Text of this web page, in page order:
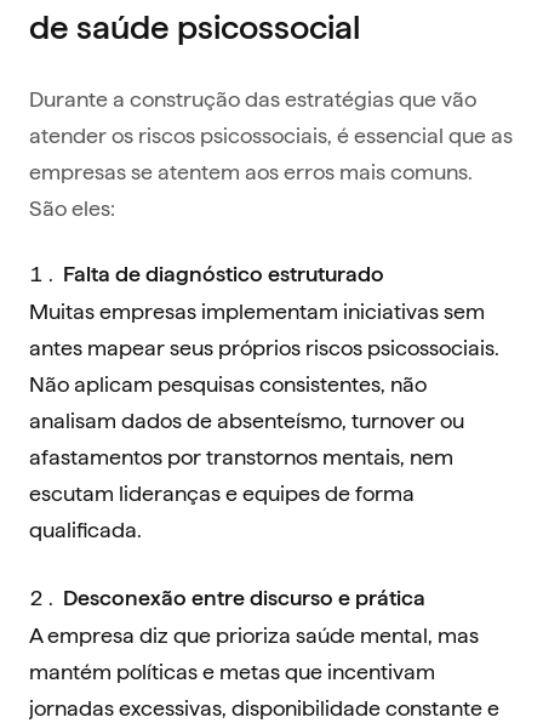
de saúde psicossocial
Durante a construção das estratégias que vão
atender os riscos psicossociais, é essencial que as
empresas se atentem aos erros mais comuns.
São eles:
Falta de diagnóstico estruturado
Muitas empresas implementam iniciativas sem
antes mapear seus próprios riscos psicossociais.
Não aplicam pesquisas consistentes, não
analisam dados de absenteísmo, turnover ou
afastamentos por transtornos mentais, nem
escutam lideranças e equipes de forma
qualificada.
Desconexão entre discurso e prática
A empresa diz que prioriza saúde mental, mas
mantém políticas e metas que incentivam
jornadas excessivas, disponibilidade constante e